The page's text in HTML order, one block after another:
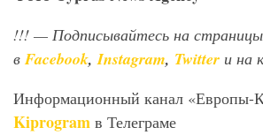
!!! — Подписывайтесь на
вFacebook,Instagram, Twitter и на
Информационный канал
Kiprogram в Телеграме